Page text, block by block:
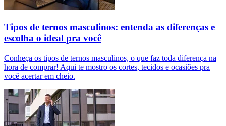
Tipos de ternos masculinos: entenda as diferenças e
escolha o ideal pra você
Conheça os tipos de ternos masculinos, o que faz toda diferença na
hora de comprar! Aqui te mostro os cortes, tecidos e ocasiões pra
você acertar em cheio.